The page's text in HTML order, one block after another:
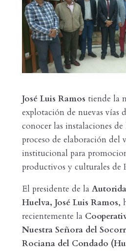
José Luis Ramos tiende la
explotación de nuevas vías
conocer las instalaciones
proceso de elaboración del
institucional para
productivos y culturales de
El presidente de la
Huelva, José Luis Ramos,
recientemente la
Nuestra Señora del
Rociana del Condado